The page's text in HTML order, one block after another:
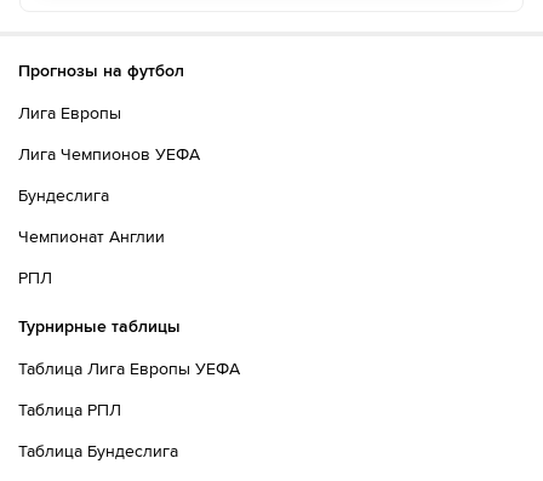
Прогнозы на футбол
Лига Европы
Лига Чемпионов УЕФА
Бундеслига
Чемпионат Англии
РПЛ
Турнирные таблицы
Таблица Лига Европы УЕФА
Таблица РПЛ
Таблица Бундеслига